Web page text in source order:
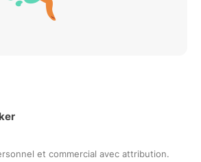
et commercial avec attribution.